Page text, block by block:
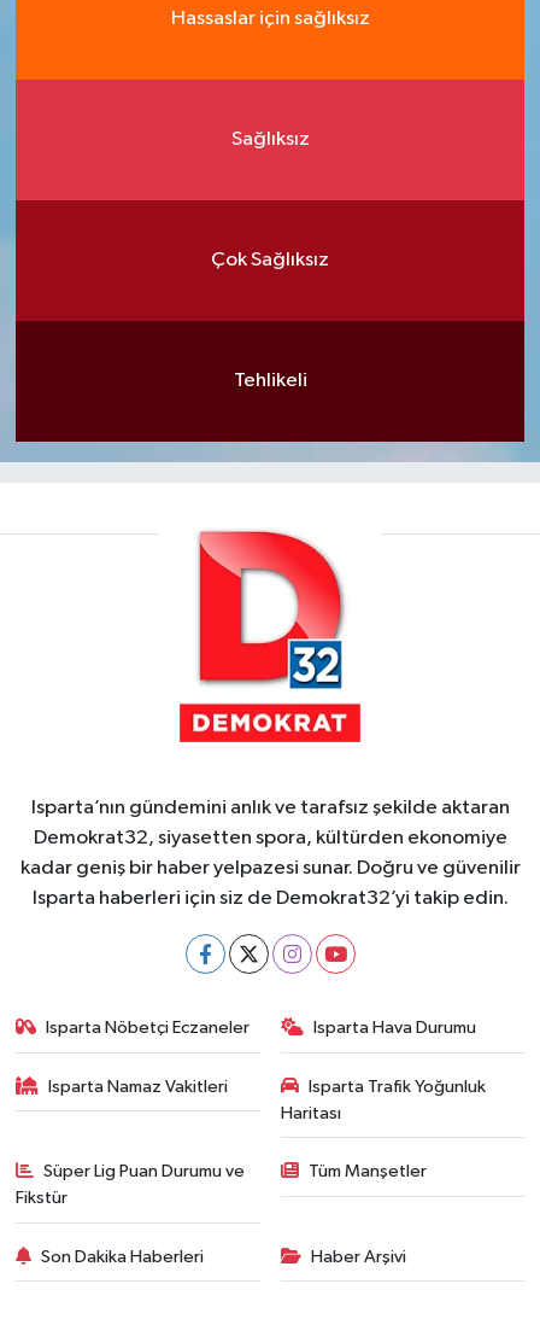
Hassaslar için sağlıksız
Sağlıksız
Çok Sağlıksız
Tehlikeli
Isparta’nın gündemini anlık ve tarafsız şekilde aktaran
Demokrat32, siyasetten spora, kültürden ekonomiye
kadar geniş bir haber yelpazesi sunar. Doğru ve güvenilir
Isparta haberleri için siz de Demokrat32’yi takip edin.
Isparta Nöbetçi Eczaneler Isparta Hava Durumu
Isparta Namaz Vakitleri
Isparta Trafik Yoğunluk
Haritası
Süper Lig Puan Durumu ve
Fikstür
Tüm Manşetler
Son Dakika Haberleri Haber Arşivi